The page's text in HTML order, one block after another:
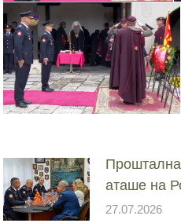
аташе на
27.07.2026